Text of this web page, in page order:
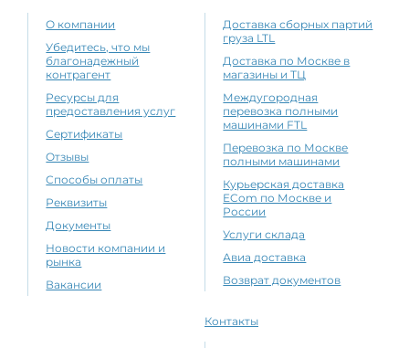
О компании
Убедитесь, что мы
благонадежный
контрагент
Ресурсы для
предоставления услуг
Сертификаты
Отзывы
Способы оплаты
Реквизиты
Документы
Новости компании и
рынка
Вакансии
Доставка сборных партий
груза LTL
Доставка по Москве в
магазины и ТЦ
Междугородная
перевозка полными
машинами FTL
Перевозка по Москве
полными машинами
Курьерская доставка
ECom по Москве и
России
Услуги склада
Авиа доставка
Возврат документов
Контакты